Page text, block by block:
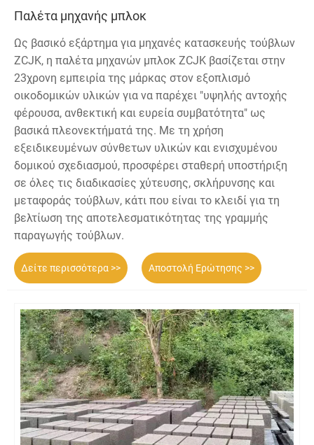
Παλέτα μηχανής μπλοκ
Ως βασικό εξάρτημα για μηχανές κατασκευής τούβλων
ZCJK, η παλέτα μηχανών μπλοκ ZCJK βασίζεται στην
23χρονη εμπειρία της μάρκας στον εξοπλισμό
οικοδομικών υλικών για να παρέχει "υψηλής αντοχής
φέρουσα, ανθεκτική και ευρεία συμβατότητα" ως
βασικά πλεονεκτήματά της. Με τη χρήση
εξειδικευμένων σύνθετων υλικών και ενισχυμένου
δομικού σχεδιασμού, προσφέρει σταθερή υποστήριξη
σε όλες τις διαδικασίες χύτευσης, σκλήρυνσης και
μεταφοράς τούβλων, κάτι που είναι το κλειδί για τη
βελτίωση της αποτελεσματικότητας της γραμμής
παραγωγής τούβλων.
Δείτε περισσότερα >> Αποστολή Ερώτησης >>